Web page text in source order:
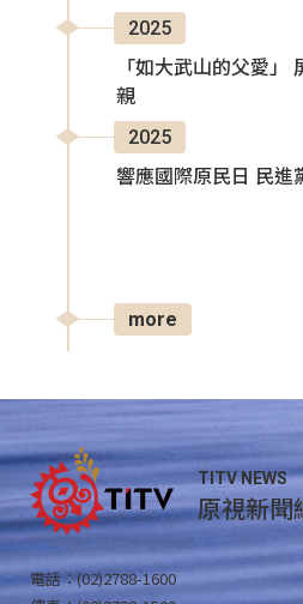
2025
「如大武山的父愛」
親
2025
響應國際原民日 民進
more
TITV NEWS
原視新聞
電話：(02)2788-1600